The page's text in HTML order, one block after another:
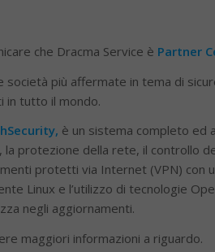
che Dracma Service è Partner
società più affermate in tema di
in tutto il mondo.
è un sistema completo ed
la protezione della rete, il controllo
protetti via Internet (VPN) con
Linux e l’utilizzo di tecnologie
negli aggiornamenti.
maggiori informazioni a riguardo.